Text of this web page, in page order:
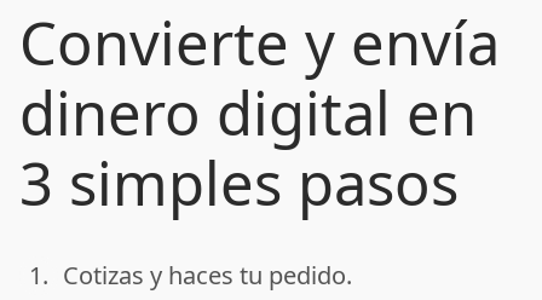
Convierte y envía
dinero digital en
3 simples pasos
done
1. Cotizas y haces tu pedido.